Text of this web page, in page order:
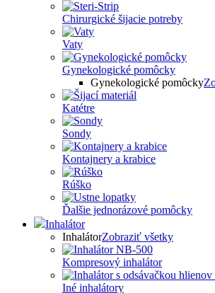
Chirurgické šijacie potreby
Vaty
Gynekologické pomôcky
Gynekologické pomôcky
Katétre
Sondy
Kontajnery a krabice
Rúško
Ďalšie jednorázové pomôcky
Inhalátor
InhalátorZobraziť všetky
Kompresový inhalátor
Iné inhalátory